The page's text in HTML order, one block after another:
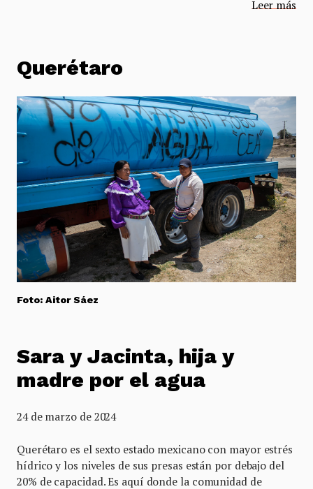
Leer más
Querétaro
Foto: Aitor Sáez
Sara y Jacinta, hija y
madre por el agua
24 de marzo de 2024
Querétaro es el sexto estado mexicano con mayor estrés
hídrico y los niveles de sus presas están por debajo del
20% de capacidad. Es aquí donde la comunidad de